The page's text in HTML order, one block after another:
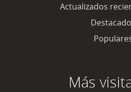
Actualizados
Más